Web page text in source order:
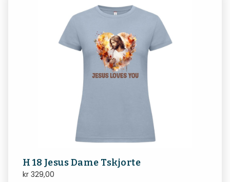
H 18 Jesus Dame Tskjorte
kr 329,00